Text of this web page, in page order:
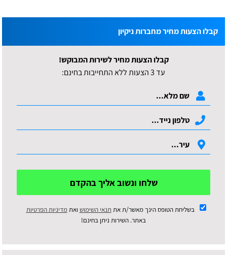
קבלו הצעות מחיר מחברות ניקיון
קבלו הצעות מחיר לשירות המבוקש!
עד 3 הצעות ללא התחייבות בחינם:
שלחו ונשוב אליך בהקדם
בשליחת הטופס הינך מאשר/ת את תנאי השימוש ואתמדיניות הפרטיות
באתר. השירות ניתן בחינם!